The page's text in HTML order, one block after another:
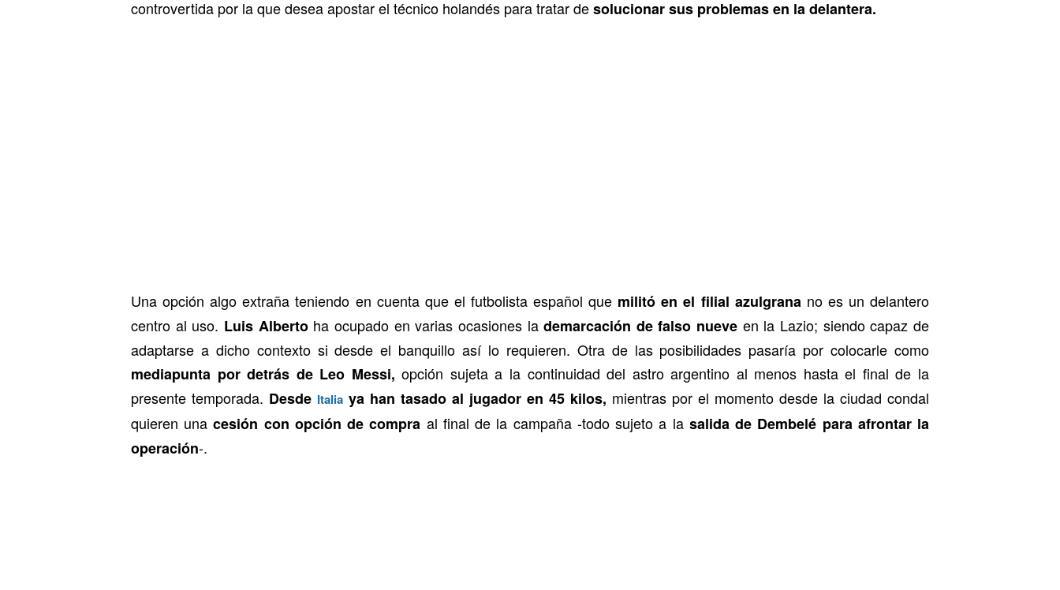
controvertida por la que desea apostar el técnico holandés para tratar desolucionar sus problemas en la delantera.
Una opción algo extraña teniendo en cuenta que el futbolista español que militó en el filial azulgranano es un delantero
centro al uso. Luis Albertoha ocupado en varias ocasiones lademarcación de falso nueve en la Lazio; siendo capaz de
adaptarse a dicho contexto si desde el banquillo así lo requieren. Otra de las posibilidades pasaría por colocarle como
mediapunta por detrás de Leo Messi, opción sujeta a la continuidad del astro argentino al menos hasta el final de la
presente temporada. Desde Italia ya han tasado al jugador en 45 kilos, mientras por el momento desde la ciudad condal
quieren unacesión con opción de compra al final de la campaña -todo sujeto a lasalida de Dembelé para afrontar la
operación-.